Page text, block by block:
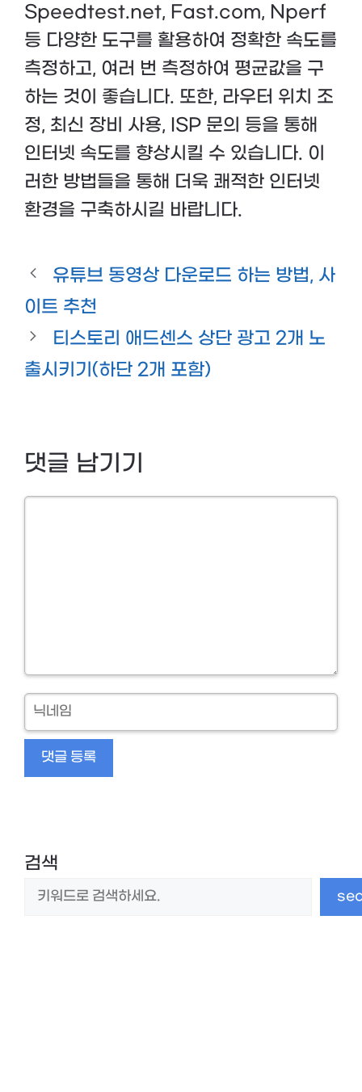
Speedtest.net, Fast.com, Nperf
등 다양한 도구를 활용하여 정확한 속도를
측정하고, 여러 번 측정하여 평균값을 구
하는 것이 좋습니다. 또한, 라우터 위치 조
정, 최신 장비 사용, ISP 문의 등을 통해
인터넷 속도를 향상시킬 수 있습니다. 이
러한 방법들을 통해 더욱 쾌적한 인터넷
환경을 구축하시길 바랍니다.
유튜브 동영상 다운로드 하는 방법, 사
이트 추천
티스토리 애드센스 상단 광고 2개 노
출시키기(하단 2개 포함)
댓글 남기기
닉
네
검색